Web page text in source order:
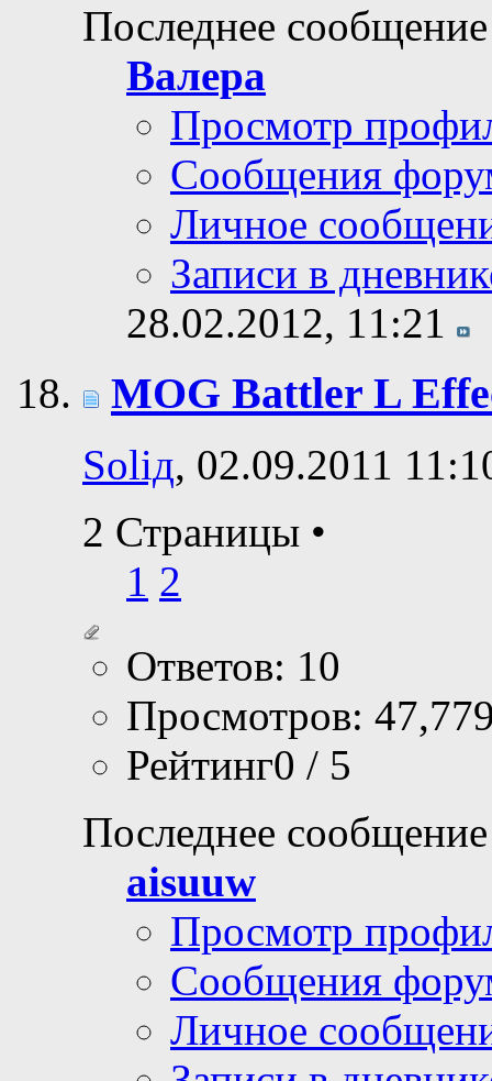
Последнее
Валера
Просмотр
Сообщения
Личное
Записи в
28.02.2012, 11:21
MOG Battler L
Soliд, 02.09.2011
2 Страницы •
1 2
Ответов: 10
Просмотров:
Рейтинг0 / 5
Последнее
aisuuw
Просмотр
Сообщения
Личное